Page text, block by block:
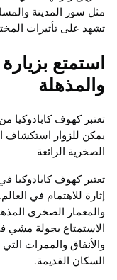
مثل سور المدينة
تشهد على تأثيرات
استمتع
والمذهلة
تعتبر كهوف كابادوكيا
يمكن للزوار استكشاف
الصخرية الرائعة
تعتبر كهوف كابادوكيا
إثارة للاهتمام في
والمعمار الصخري
الاستمتاع بجولة مشي
والأنفاق والممرات
السكان القديمة.